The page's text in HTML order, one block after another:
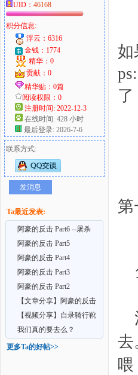
爱
好
UID： 46168
积分信息:
浮云：6316
金钱：1774
精华：0
贡献：0
精华贴：0篇
阅读权限：0
注册时间: 2022-12-3
在线时间: 428 小时
最后登录: 2026-7-6
联系方式:
发消息
Ta最近发表:
阿豪的反击 Part6 --屠杀
阿豪的反击 Part5
阿豪的反击 Part4
阿豪的反击 Part3
阿豪的反击 Part2
【文章分享】阿豪的反击
3.1更新
【视频分享】自录骑行靴
小人视频 2.3更新
我们真的要去么？
更多Ta的好帖>>
如
了
第
去
喂